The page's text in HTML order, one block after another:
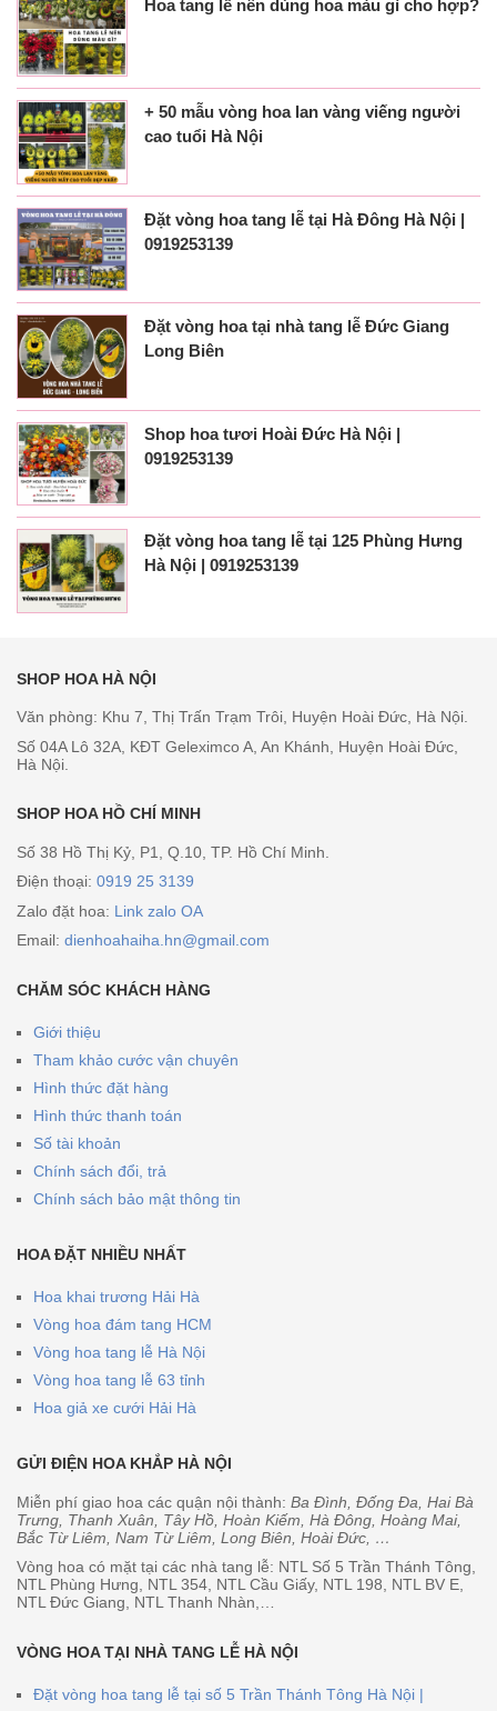
Hoa tang lễ nên dùng hoa màu gì cho hợp?
+ 50 mẫu vòng hoa lan vàng viếng người
cao tuổi Hà Nội
Đặt vòng hoa tang lễ tại Hà Đông Hà Nội |
0919253139
Đặt vòng hoa tại nhà tang lễ Đức Giang
Long Biên
Shop hoa tươi Hoài Đức Hà Nội |
0919253139
Đặt vòng hoa tang lễ tại 125 Phùng Hưng
Hà Nội | 0919253139
SHOP HOA HÀ NỘI
Văn phòng: Khu 7, Thị Trấn Trạm Trôi, Huyện Hoài Đức, Hà Nội.
Số 04A Lô 32A, KĐT Geleximco A, An Khánh, Huyện Hoài Đức,
Hà Nội.
SHOP HOA HỒ CHÍ MINH
Số 38 Hồ Thị Kỷ, P1, Q.10, TP. Hồ Chí Minh.
Điện thoại: 0919 25 3139
Zalo đặt hoa: Link zalo OA
Email: dienhoahaiha.hn@gmail.com
CHĂM SÓC KHÁCH HÀNG
Giới thiệu
Tham khảo cước vận chuyên
Hình thức đặt hàng
Hình thức thanh toán
Số tài khoản
Chính sách đổi, trả
Chính sách bảo mật thông tin
HOA ĐẶT NHIỀU NHẤT
Hoa khai trương Hải Hà
Vòng hoa đám tang HCM
Vòng hoa tang lễ Hà Nội
Vòng hoa tang lễ 63 tỉnh
Hoa giả xe cưới Hải Hà
GỬI ĐIỆN HOA KHẮP HÀ NỘI
Miễn phí giao hoa các quận nội thành: Ba Đình, Đống Đa, Hai Bà
Trưng, Thanh Xuân, Tây Hồ, Hoàn Kiếm, Hà Đông, Hoàng Mai,
Bắc Từ Liêm, Nam Từ Liêm, Long Biên, Hoài Đức, …
Vòng hoa có mặt tại các nhà tang lễ: NTL Số 5 Trần Thánh Tông,
NTL Phùng Hưng, NTL 354, NTL Cầu Giấy, NTL 198, NTL BV E,
NTL Đức Giang, NTL Thanh Nhàn,…
VÒNG HOA TẠI NHÀ TANG LỄ HÀ NỘI
Đặt vòng hoa tang lễ tại số 5 Trần Thánh Tông Hà Nội |